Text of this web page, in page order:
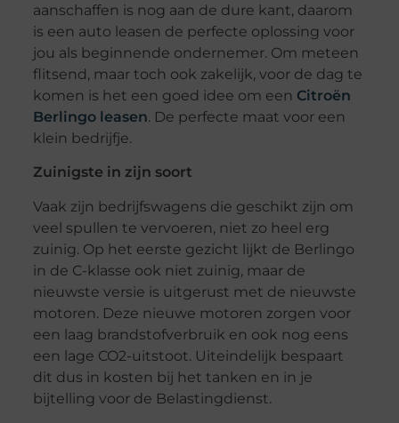
aanschaffen is nog aan de dure kant, daarom
is een auto leasen de perfecte oplossing voor
jou als beginnende ondernemer. Om meteen
flitsend, maar toch ook zakelijk, voor de dag te
komen is het een goed idee om een Citroën
Berlingo leasen. De perfecte maat voor een
klein bedrijfje.
Zuinigste in zijn soort
Vaak zijn bedrijfswagens die geschikt zijn om
veel spullen te vervoeren, niet zo heel erg
zuinig. Op het eerste gezicht lijkt de Berlingo
in de C-klasse ook niet zuinig, maar de
nieuwste versie is uitgerust met de nieuwste
motoren. Deze nieuwe motoren zorgen voor
een laag brandstofverbruik en ook nog eens
een lage CO2-uitstoot. Uiteindelijk bespaart
dit dus in kosten bij het tanken en in je
bijtelling voor de Belastingdienst.